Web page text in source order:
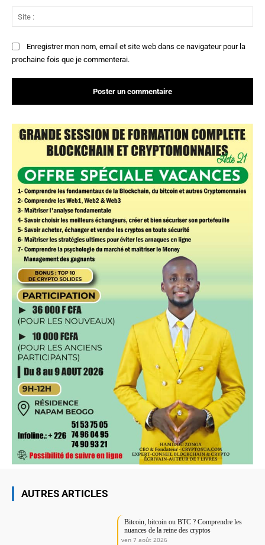
:
Enregistrer mon nom, email et site web dans ce navigateur pour la
prochaine fois que je commenterai.
AUTRES ARTICLES
Bitcoin, bitcoin ou BTC ? Comprendre les
nuances de la reine des cryptos
ven 7 août 2026